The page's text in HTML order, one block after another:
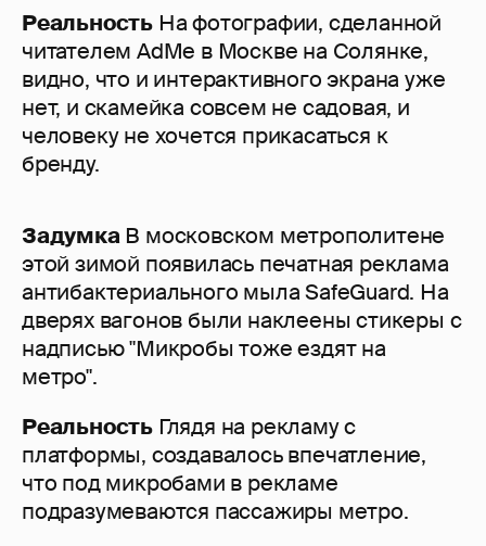
Реальность На фотографии, сделанной
читателем AdMe в Москве на Солянке,
видно, что и интерактивного экрана уже
нет, и скамейка совсем не садовая, и
человеку не хочется прикасаться к
бренду.
ЗадумкаВ московском метрополитене
этой зимой появилась печатная реклама
антибактериального мыла SafeGuard. На
дверях вагонов были наклеены стикеры с
надписью "Микробы тоже ездят на
метро".
Реальность Глядя на рекламу с
платформы, создавалось впечатление,
что под микробами в рекламе
подразумеваются пассажиры метро.